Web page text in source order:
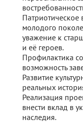
Патриотическое
молодого
уважение к
и её героев.
Профилактика
возможность
Развитие
реальных
Реализация
внести вклад в
наследия.